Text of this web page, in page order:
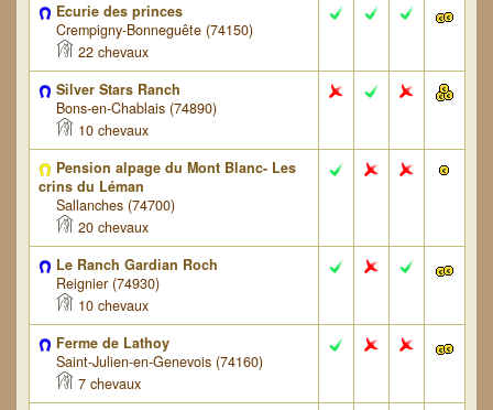
Ecurie des princes
Crempigny-Bonneguête (74150)
22 chevaux
Silver Stars Ranch
Bons-en-Chablais (74890)
10 chevaux
Pension alpage du Mont Blanc- Les
crins du Léman
Sallanches (74700)
20 chevaux
Le Ranch Gardian Roch
Reignier (74930)
10 chevaux
Ferme de Lathoy
Saint-Julien-en-Genevois (74160)
7 chevaux